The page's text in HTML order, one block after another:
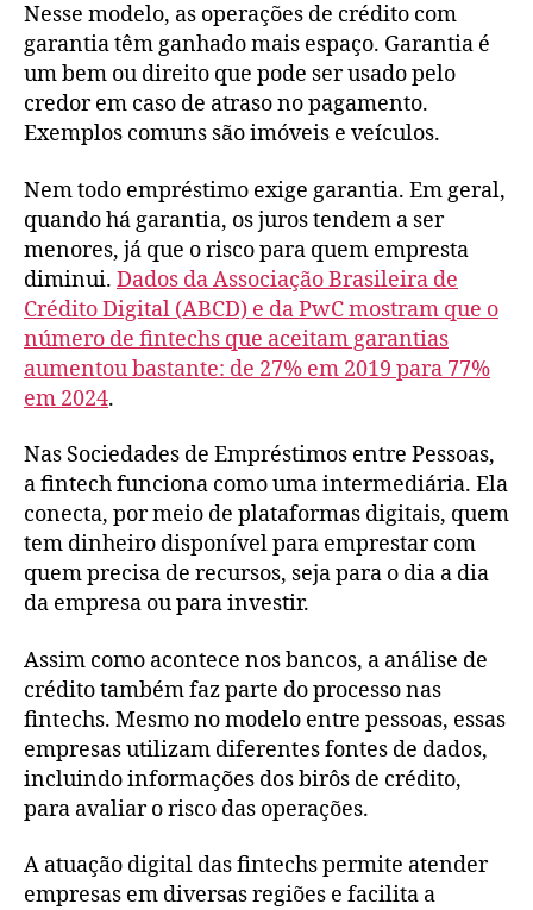
Nesse modelo, as operações de crédito com
garantia têm ganhado mais espaço. Garantia é
um bem ou direito que pode ser usado pelo
credor em caso de atraso no pagamento.
Exemplos comuns são imóveis e veículos.
Nem todo empréstimo exige garantia. Em geral,
quando há garantia, os juros tendem a ser
menores, já que o risco para quem empresta
diminui. Dados da Associação Brasileira de
Crédito Digital (ABCD) e da PwC mostram que o
número de fintechs que aceitam garantias
aumentou bastante: de 27% em 2019 para 77%
em 2024.
Nas Sociedades de Empréstimos entre Pessoas,
a fintech funciona como uma intermediária. Ela
conecta, por meio de plataformas digitais, quem
tem dinheiro disponível para emprestar com
quem precisa de recursos, seja para o dia a dia
da empresa ou para investir.
Assim como acontece nos bancos, a análise de
crédito também faz parte do processo nas
fintechs. Mesmo no modelo entre pessoas, essas
empresas utilizam diferentes fontes de dados,
incluindo informações dos birôs de crédito,
para avaliar o risco das operações.
A atuação digital das fintechs permite atender
empresas em diversas regiões e facilita a